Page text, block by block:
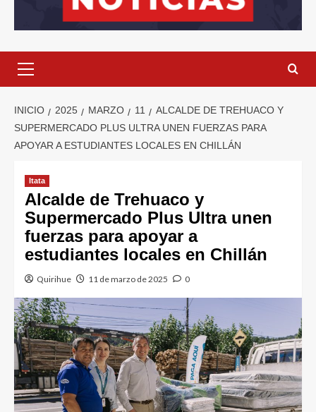
INICIO 2025 MARZO 11
ALCALDE DE TREHUACO Y
SUPERMERCADO PLUS ULTRA UNEN FUERZAS PARA
APOYAR A ESTUDIANTES LOCALES EN CHILLÁN
Itata
Alcalde de Trehuaco y
Supermercado Plus Ultra unen
fuerzas para apoyar a
estudiantes locales en Chillán
Quirihue 11 de marzo de 2025 0